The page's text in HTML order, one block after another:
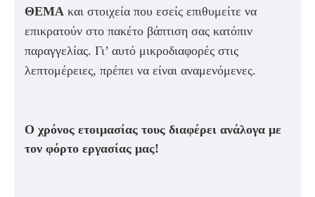
ΘΕΜΑ και στοιχεία που εσείς επιθυμείτε να
επικρατούν στο πακέτο βάπτιση σας κατόπιν
παραγγελίας. Γι’ αυτό μικροδιαφορές στις
λεπτομέρειες, πρέπει να είναι αναμενόμενες.
Ο χρόνος ετοιμασίας τους διαφέρει ανάλογα με
τον φόρτο εργασίας μας!